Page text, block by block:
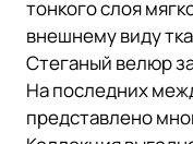
тонкого слоя
внешнему виду
Стеганый велюр
На последних
представлено